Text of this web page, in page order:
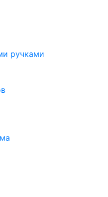
ручками